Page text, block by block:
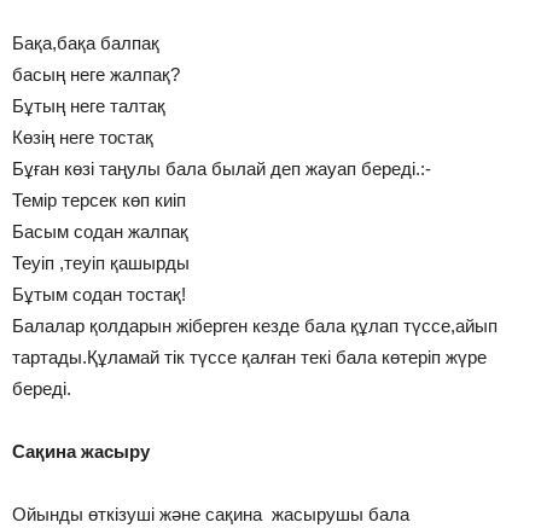
Бақа,бақа балпақ
басың неге жалпақ?
Бұтың неге талтақ
Көзің неге тостақ
Бұған көзі таңулы бала былай деп жауап береді.:-
Темір терсек көп киіп
Басым содан жалпақ
Теуіп ,теуіп қашырды
Бұтым содан тостақ!
Балалар қолдарын жіберген кезде бала құлап түссе,айып
тартады.Құламай тік түссе қалған текі бала көтеріп жүре
береді.
Сақина жасыру
Ойынды өткізуші және сақина жасырушы бала